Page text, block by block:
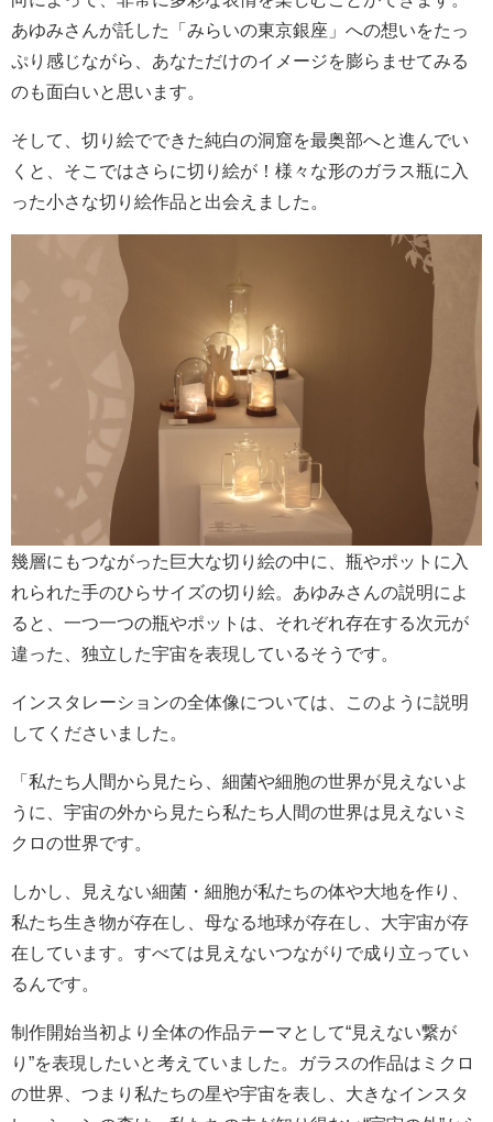
あゆみさんが託した「みらいの東京銀座」への想いをたっ
ぷり感じながら、あなただけのイメージを膨らませてみる
のも面白いと思います。
そして、切り絵でできた純白の洞窟を最奥部へと進んでい
くと、そこではさらに切り絵が！様々な形のガラス瓶に入
った小さな切り絵作品と出会えました。
幾層にもつながった巨大な切り絵の中に、瓶やポットに入
れられた手のひらサイズの切り絵。あゆみさんの説明によ
ると、一つ一つの瓶やポットは、それぞれ存在する次元が
違った、独立した宇宙を表現しているそうです。
インスタレーションの全体像については、このように説明
してくださいました。
「私たち人間から見たら、細菌や細胞の世界が見えないよ
うに、宇宙の外から見たら私たち人間の世界は見えないミ
クロの世界です。
しかし、見えない細菌・細胞が私たちの体や大地を作り、
私たち生き物が存在し、母なる地球が存在し、大宇宙が存
在しています。すべては見えないつながりで成り立ってい
るんです。
制作開始当初より全体の作品テーマとして“見えない繋が
り”を表現したいと考えていました。ガラスの作品はミクロ
の世界、つまり私たちの星や宇宙を表し、大きなインスタ